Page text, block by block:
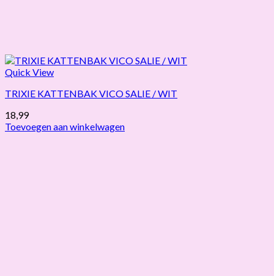
Quick View
TRIXIE KATTENBAK VICO SALIE / WIT
18,99
Toevoegen aan winkelwagen